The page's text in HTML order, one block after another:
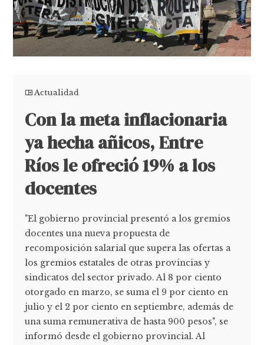
Actualidad
Con la meta inflacionaria
ya hecha añicos, Entre
Ríos le ofreció 19% a los
docentes
"El gobierno provincial presentó a los gremios
docentes una nueva propuesta de
recomposición salarial que supera las ofertas a
los gremios estatales de otras provincias y
sindicatos del sector privado. Al 8 por ciento
otorgado en marzo, se suma el 9 por ciento en
julio y el 2 por ciento en septiembre, además de
una suma remunerativa de hasta 900 pesos", se
informó desde el gobierno provincial. Al